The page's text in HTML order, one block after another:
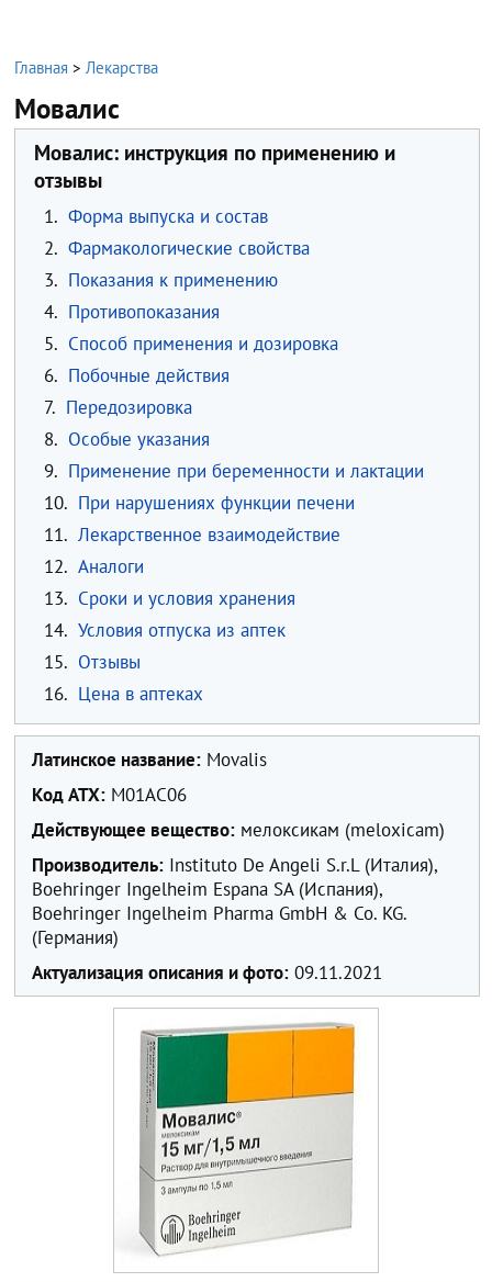
Главная >Лекарства
Мовалис
Мовалис: инструкция по применению и
отзывы
1. Форма выпуска и состав
2. Фармакологические свойства
3. Показания к применению
4. Противопоказания
5. Способ применения и дозировка
6. Побочные действия
7. Передозировка
8. Особые указания
9. Применение при беременности и лактации
10. При нарушениях функции печени
11. Лекарственное взаимодействие
12. Аналоги
13. Сроки и условия хранения
14. Условия отпуска из аптек
15. Отзывы
16. Цена в аптеках
Латинское название: Movalis
Код ATX: М01АС06
Действующее вещество: мелоксикам (meloxicam)
Производитель: Instituto De Angeli S.r.L (Италия),
Boehringer Ingelheim Espana SA (Испания),
Boehringer Ingelheim Pharma GmbH & Co. KG.
(Германия)
Актуализация описания и фото: 09.11.2021